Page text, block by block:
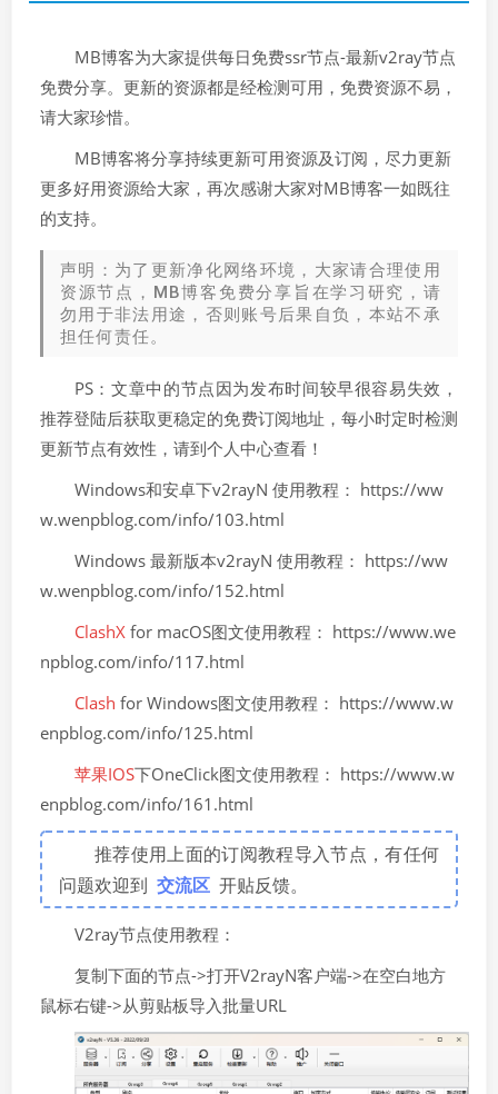
MB博客为大家提供每日免费ssr节点-最新v2ray节点
免费分享。更新的资源都是经检测可用，免费资源不易，
请大家珍惜。
MB博客将分享持续更新可用资源及订阅，尽力更新
更多好用资源给大家，再次感谢大家对MB博客一如既往
的支持。
声明：为了更新净化网络环境，大家请合理使用
资源节点，MB博客免费分享旨在学习研究，请
勿用于非法用途，否则账号后果自负，本站不承
担任何责任。
PS：文章中的节点因为发布时间较早很容易失效，
推荐登陆后获取更稳定的免费订阅地址，每小时定时检测
更新节点有效性，请到个人中心查看！
Windows和安卓下v2rayN 使用教程： https://ww
w.wenpblog.com/info/103.html
Windows 最新版本v2rayN 使用教程： https://ww
w.wenpblog.com/info/152.html
ClashXfor macOS图文使用教程： https://www.we
npblog.com/info/117.html
Clash for Windows图文使用教程： https://www.w
enpblog.com/info/125.html
苹果IOS下OneClick图文使用教程： https://www.w
enpblog.com/info/161.html
推荐使用上面的订阅教程导入节点，有任何
问题欢迎到 交流区 开贴反馈。
V2ray节点使用教程：
复制下面的节点->打开V2rayN客户端->在空白地方
鼠标右键->从剪贴板导入批量URL